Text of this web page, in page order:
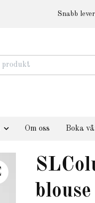
Snabb
Om oss Boka